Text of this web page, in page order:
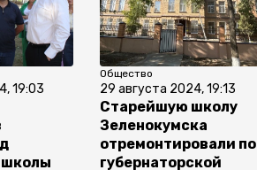
19:03
школы
Общество
29 августа 2024, 19:13
Старейшую школу
Зеленокумска
отремонтировали по
губернаторской